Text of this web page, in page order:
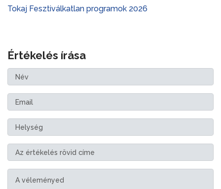
Tokaj Fesztiválkatlan programok 2026
Értékelés írása